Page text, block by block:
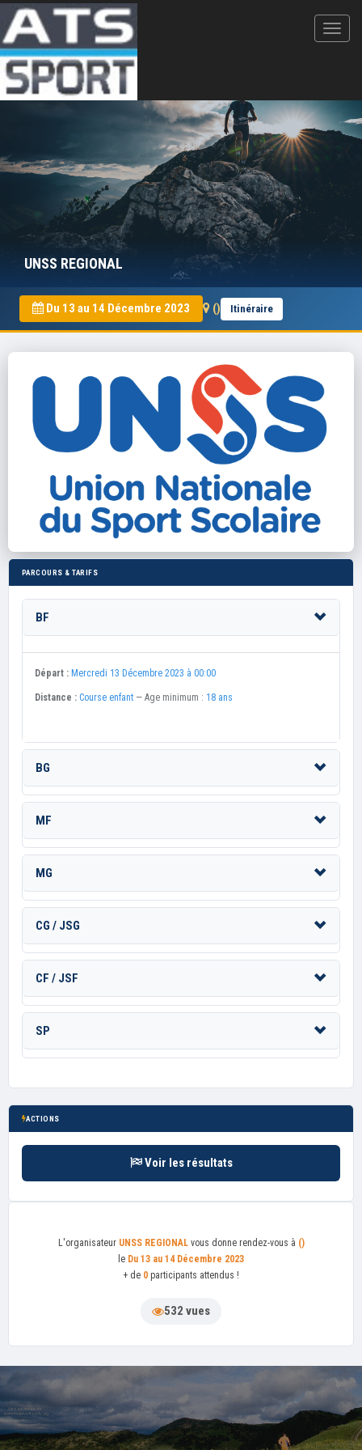
UNSS REGIONAL
Du 13 au 14 Décembre 2023 () Itinéraire
PARCOURS & TARIFS
BF
Départ : Mercredi 13 Décembre 2023 à 00:00
Distance : Course enfant — Age minimum : 18 ans
BG
MF
MG
CG / JSG
CF / JSF
SP
ACTIONS
Voir les résultats
L'organisateur UNSS REGIONALvous donne rendez-vous à ()
le Du 13 au 14 Décembre 2023
+ de 0 participants attendus !
532 vues